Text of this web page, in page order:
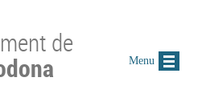
de
Menu